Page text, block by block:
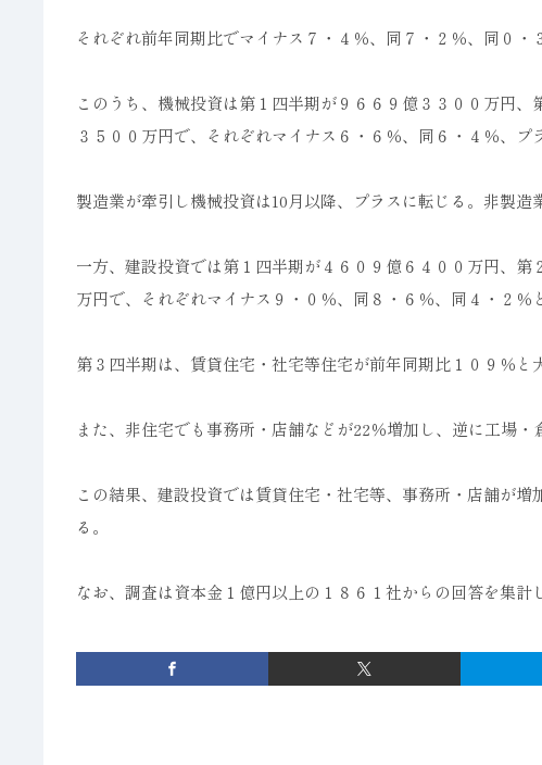
それぞれ前年同期比でマイナス７・４％、同７・２％、同０・
このうち、機械投資は第１四半期が９６６９億３３００万円
３５００万円で、それぞれマイナス６・６％、同６・４％、プ
製造業が牽引し機械投資は10月以降、プラスに転じる。非製造
一方、建設投資では第１四半期が４６０９億６４００万円、
万円で、それぞれマイナス９・０％、同８・６％、同４・２％
第３四半期は、賃貸住宅・社宅等住宅が前年同期比１０９％と
また、非住宅でも事務所・店舗などが22％増加し、逆に工場・
この結果、建設投資では賃貸住宅・社宅等、事務所・店舗が
る。
なお、調査は資本金１億円以上の１８６１社からの回答を集計